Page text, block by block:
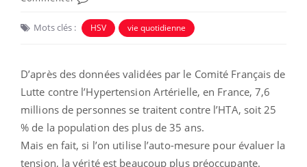
Mots clés : HSV vie quotidienne
D’après des données validées par le Comité Français de
Lutte contre l’Hypertension Artérielle, en France, 7,6
millions de personnes se traitent contre l’HTA, soit 25
% de la population des plus de 35 ans.
Mais en fait, si l’on utilise l’auto-mesure pour évaluer la
tension, la vérité est beaucoup plus préoccupante.